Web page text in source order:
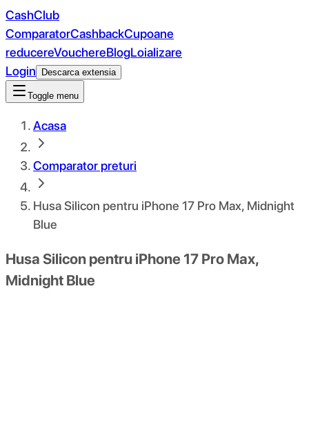
CashClub
ComparatorCashbackCupoane
reducereVouchereBlogLoializare
Login
Descarca extensia
Toggle menu
Acasa
Comparator preturi
Husa Silicon pentru iPhone 17 Pro Max, Midnight
Blue
Husa Silicon pentru iPhone 17 Pro Max,
Midnight Blue